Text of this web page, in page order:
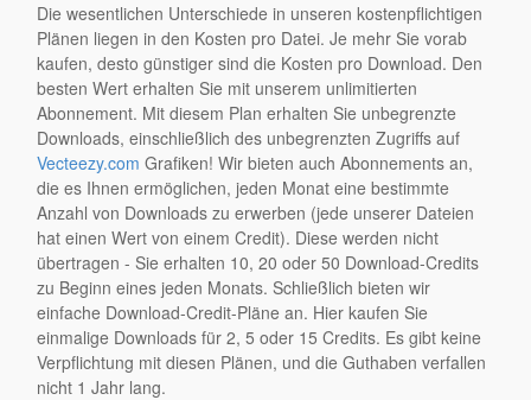
Die wesentlichen Unterschiede in unseren kostenpflichtigen
Plänen liegen in den Kosten pro Datei. Je mehr Sie vorab
kaufen, desto günstiger sind die Kosten pro Download. Den
besten Wert erhalten Sie mit unserem unlimitierten
Abonnement. Mit diesem Plan erhalten Sie unbegrenzte
Downloads, einschließlich des unbegrenzten Zugriffs auf
Vecteezy.com Grafiken! Wir bieten auch Abonnements an,
die es Ihnen ermöglichen, jeden Monat eine bestimmte
Anzahl von Downloads zu erwerben (jede unserer Dateien
hat einen Wert von einem Credit). Diese werden nicht
übertragen - Sie erhalten 10, 20 oder 50 Download-Credits
zu Beginn eines jeden Monats. Schließlich bieten wir
einfache Download-Credit-Pläne an. Hier kaufen Sie
einmalige Downloads für 2, 5 oder 15 Credits. Es gibt keine
Verpflichtung mit diesen Plänen, und die Guthaben verfallen
nicht 1 Jahr lang.